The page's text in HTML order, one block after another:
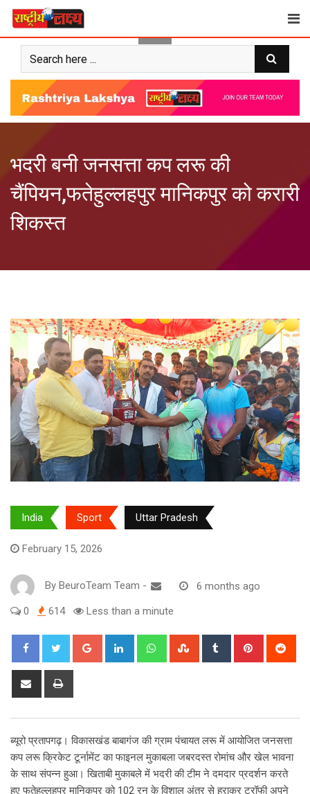
Skip
content
भदरी बनी जनसत्ता कप लरू की
चैंपियन,फतेहुल्लहपुर मानिकपुर को करारी
शिकस्त
India Sport Uttar Pradesh
February 15, 2026
By BeuroTeam Team - 6 months ago
0 614 Less than a minute
Google+ LinkedIn WhatsappStumbleUpon
Tumblr Pinterest
Share
ब्यूरो प्रतापगढ़। विकासखंड बाबागंज की ग्राम पंचायत लरू में आयोजित जनसत्ता
कप लरू क्रिकेट टूर्नामेंट का फाइनल मुकाबला जबरदस्त रोमांच और खेल भावना
के साथ संपन्न हुआ। खिताबी मुकाबले में भदरी की टीम ने दमदार प्रदर्शन करते
हुए फतेहुल्लहपुर मानिकपुर को 102 रन के विशाल अंतर से हराकर ट्रॉफी अपने